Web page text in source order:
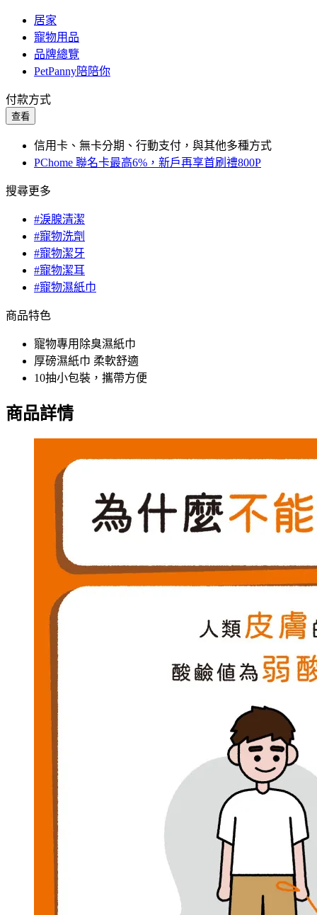
居家
寵物用品
品牌總覽
PetPanny陪陪你
付款方式
查看
信用卡、無卡分期、行動支付，與其他多種方式
PChome 聯名卡最高6%，新戶再享首刷禮800P
搜尋更多
#淚腺清潔
#寵物洗劑
#寵物潔牙
#寵物潔耳
#寵物濕紙巾
商品特色
寵物專用除臭濕紙巾
厚磅濕紙巾 柔軟舒適
10抽小包裝，攜帶方便
商品詳情